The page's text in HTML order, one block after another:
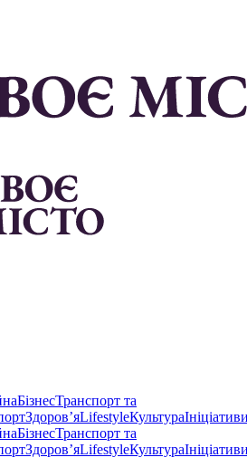
БізнесТранспорт та
ЗдоровʼяLifestyleКультура
БізнесТранспорт та
ЗдоровʼяLifestyleКультура